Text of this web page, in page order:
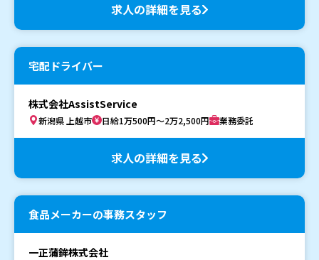
求人の詳細を見る
宅配ドライバー
株式会社AssistService
新潟県 上越市 日給1万500円～2万2,500円 業務委託
求人の詳細を見る
食品メーカーの事務スタッフ
一正蒲鉾株式会社